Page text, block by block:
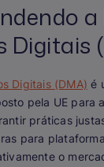
a
Digitais
Digitais (DMA) é
pela UE para
práticas
para
o